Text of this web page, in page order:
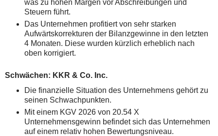
was zu hohen Margen vor Abschreibungen und
Steuern führt.
Das Unternehmen profitiert von sehr starken
Aufwärtskorrekturen der Bilanzgewinne in den letzten
4 Monaten. Diese wurden kürzlich erheblich nach
oben korrigiert.
Schwächen: KKR & Co. Inc.
Die finanzielle Situation des Unternehmens gehört zu
seinen Schwachpunkten.
Mit einem KGV 2026 von 20.54 X
Unternehmensgewinn befindet sich das Unternehmen
auf einem relativ hohen Bewertungsniveau.